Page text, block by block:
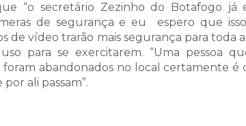
“o secretário Zezinho do Botafogo já
de segurança e eu espero que isso
de vídeo trarão mais segurança para toda
para se exercitarem. “Uma pessoa
abandonados no local certamente é
ali passam”.